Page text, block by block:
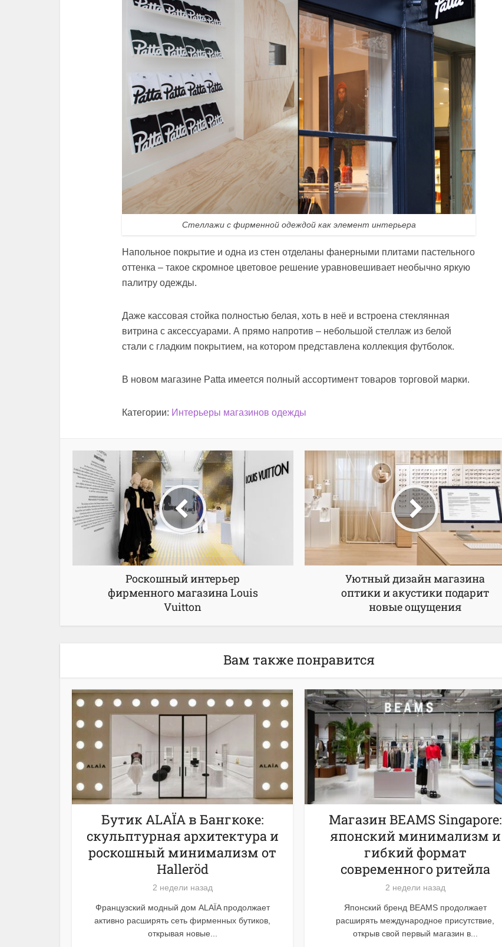
Стеллажи с фирменной одеждой как элемент интерьера
Напольное покрытие и одна из стен отделаны фанерными плитами пастельного
оттенка – такое скромное цветовое решение уравновешивает необычно яркую
палитру одежды.
Даже кассовая стойка полностью белая, хоть в неё и встроена стеклянная
витрина с аксессуарами. А прямо напротив – небольшой стеллаж из белой
стали с гладким покрытием, на котором представлена коллекция футболок.
В новом магазине Patta имеется полный ассортимент товаров торговой марки.
Категории: Интерьеры магазинов одежды
Роскошный интерьер
фирменного магазина Louis
Vuitton
Уютный дизайн магазина
оптики и акустики подарит
новые ощущения
Вам также понравится
Бутик ALAÏA в Бангкоке:
скульптурная архитектура и
роскошный минимализм от
Halleröd
2 недели назад
Французский модный дом ALAÏA продолжает
активно расширять сеть фирменных бутиков,
открывая новые...
Магазин BEAMS Singapore:
японский минимализм и
гибкий формат
современного ритейла
2 недели назад
Японский бренд BEAMS продолжает
расширять международное присутствие,
открыв свой первый магазин в...